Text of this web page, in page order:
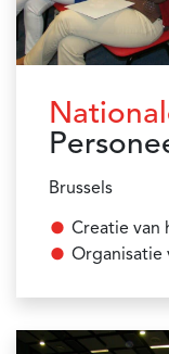
Brussels
Creatie van
Organisatie